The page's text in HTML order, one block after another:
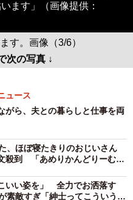
ます」（画像提供：
す。画像（3/6）
次の写真 ↓
ュース
がら、夫との暮らしと仕事を両
、ほぼ寝たきりのおじいさん
殺到 「あめりかんどりーむみ
いい姿を」 全力でお洒落す
素敵すぎ「紳士ってこういう